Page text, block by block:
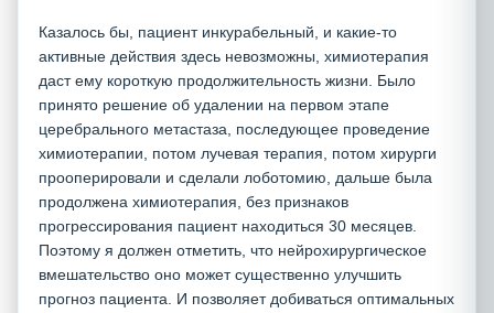
Казалось бы, пациент инкурабельный, и какие-то
активные действия здесь невозможны, химиотерапия
даст ему короткую продолжительность жизни. Было
принято решение об удалении на первом этапе
церебрального метастаза, последующее проведение
химиотерапии, потом лучевая терапия, потом хирурги
прооперировали и сделали лоботомию, дальше была
продолжена химиотерапия, без признаков
прогрессирования пациент находиться 30 месяцев.
Поэтому я должен отметить, что нейрохирургическое
вмешательство оно может существенно улучшить
прогноз пациента. И позволяет добиваться оптимальных